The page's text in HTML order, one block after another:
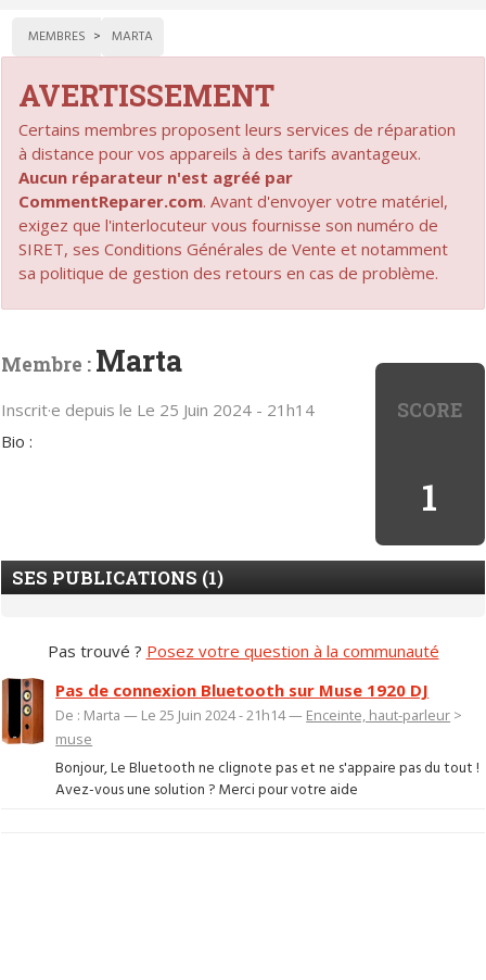
MEMBRES MARTA
AVERTISSEMENT
Certains membres proposent leurs services de réparation
à distance pour vos appareils à des tarifs avantageux.
Aucun réparateur n'est agréé par
CommentReparer.com. Avant d'envoyer votre matériel,
exigez que l'interlocuteur vous fournisse son numéro de
SIRET, ses Conditions Générales de Vente et notamment
sa politique de gestion des retours en cas de problème.
SCORE
1
Membre : Marta
Inscrit·e depuis le Le 25 Juin 2024 - 21h14
Bio :
SES PUBLICATIONS (1)
Pas trouvé ? Posez votre question à la communauté
Pas de connexion Bluetooth sur Muse 1920 DJ
De : Marta — Le 25 Juin 2024 - 21h14 — Enceinte, haut-parleur >
muse
Bonjour, Le Bluetooth ne clignote pas et ne s'appaire pas du tout !
Avez-vous une solution ? Merci pour votre aide